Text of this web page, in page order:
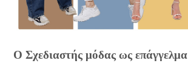
Ο Σχεδιαστής μόδας ως επάγγελμα